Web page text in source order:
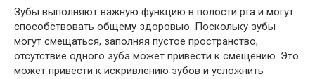
Зубы выполняют важную функцию в полости рта и могут
способствовать общему здоровью. Поскольку зубы
могут смещаться, заполняя пустое пространство,
отсутствие одного зуба может привести к смещению. Это
может привести к искривлению зубов и усложнить